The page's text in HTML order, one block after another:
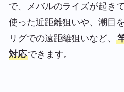
で、メバルのライズが起き
使った近距離狙いや、潮目
リグでの遠距離狙いなど、
対応できます。